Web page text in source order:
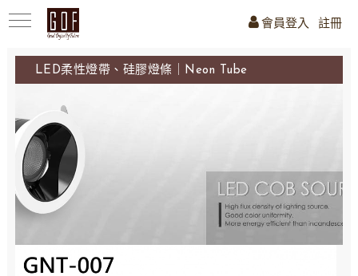
會員登入 註冊
LED柔性燈帶、硅膠燈條｜Neon Tube